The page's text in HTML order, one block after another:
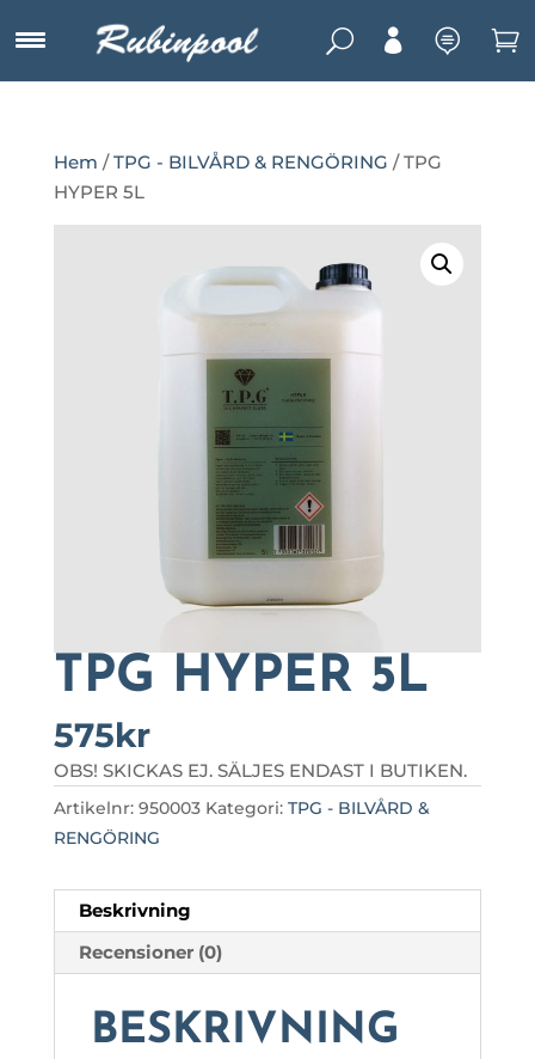
U   
Hem /TPG - BILVÅRD & RENGÖRING / TPG
HYPER 5L
TPG HYPER 5L
575kr
OBS! SKICKAS EJ. SÄLJES ENDAST I BUTIKEN.
Artikelnr: 950003 Kategori: TPG - BILVÅRD &
RENGÖRING
Beskrivning
Recensioner (0)
BESKRIVNING